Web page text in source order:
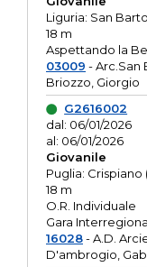
Liguria: San
18 m
Aspettando la
03009 - Arc.San
Briozzo, Giorgio
G2616002
dal: 06/01/2026
al: 06/01/2026
Giovanile
Puglia: Crispiano
18 m
O.R. Individuale
Gara
16028- A.D.
D'ambrogio,